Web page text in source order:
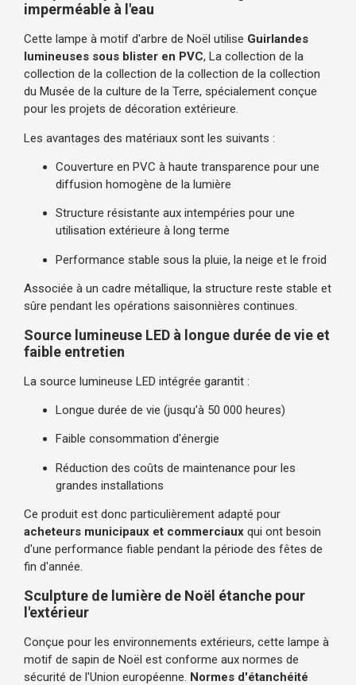
imperméable à l'eau
Cette lampe à motif d'arbre de Noël utilise Guirlandes
lumineuses sous blister en PVC, La collection de la
collection de la collection de la collection de la collection
du Musée de la culture de la Terre, spécialement conçue
pour les projets de décoration extérieure.
Les avantages des matériaux sont les suivants :
Couverture en PVC à haute transparence pour une
diffusion homogène de la lumière
Structure résistante aux intempéries pour une
utilisation extérieure à long terme
Performance stable sous la pluie, la neige et le froid
Associée à un cadre métallique, la structure reste stable et
sûre pendant les opérations saisonnières continues.
Source lumineuse LED à longue durée de vie et
faible entretien
La source lumineuse LED intégrée garantit :
Longue durée de vie (jusqu'à 50 000 heures)
Faible consommation d'énergie
Réduction des coûts de maintenance pour les
grandes installations
Ce produit est donc particulièrement adapté pour
acheteurs municipaux et commerciaux qui ont besoin
d'une performance fiable pendant la période des fêtes de
fin d'année.
Sculpture de lumière de Noël étanche pour
l'extérieur
Conçue pour les environnements extérieurs, cette lampe à
motif de sapin de Noël est conforme aux normes de
sécurité de l'Union européenne. Normes d'étanchéité